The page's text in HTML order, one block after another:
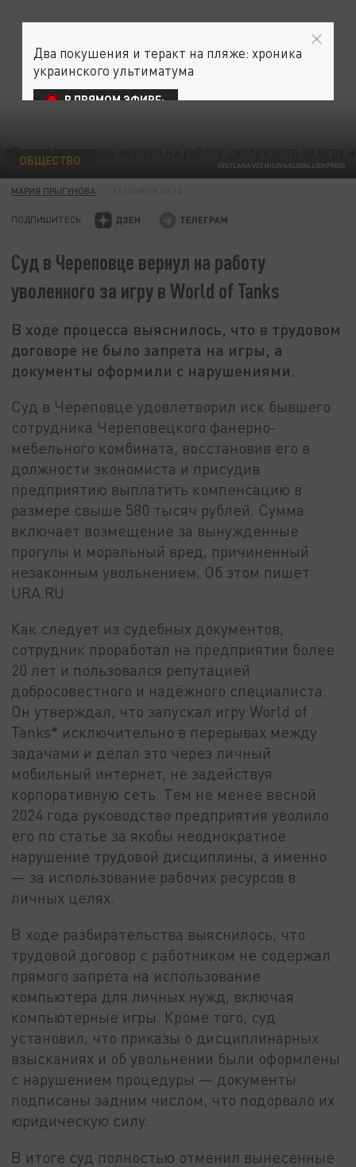
SVETLANA VOZMILOVA/GLOBALLOOKPRESS
ОБЩЕСТВО
МАРИЯ ПРЫГУНОВА
ПОДПИШИТЕСЬ:
Суд в Череповце вернул на работу
уволенного за игру в World of Tanks
В ходе процесса выяснилось, что в трудовом
договоре не было запрета на игры, а
документы оформили с нарушениями.
Суд в Череповце удовлетворил иск бывшего
сотрудника Череповецкого фанерно-
мебельного комбината, восстановив его в
должности экономиста и присудив
предприятию выплатить компенсацию в
размере свыше 580 тысяч рублей. Сумма
включает возмещение за вынужденные
прогулы и моральный вред, причинённый
незаконным увольнением. Об этом пишет
URA.RU.
Как следует из судебных документов,
сотрудник проработал на предприятии более
20 лет и пользовался репутацией
добросовестного и надёжного специалиста.
Он утверждал, что запускал игру World of
Tanks* исключительно в перерывах между
задачами и делал это через личный
мобильный интернет, не задействуя
корпоративную сеть. Тем не менее весной
2024 года руководство предприятия уволило
его по статье за якобы неоднократное
нарушение трудовой дисциплины, а именно
— за использование рабочих ресурсов в
личных целях.
В ходе разбирательства выяснилось, что
трудовой договор с работником не содержал
прямого запрета на использование
компьютера для личных нужд, включая
компьютерные игры. Кроме того, суд
установил, что приказы о дисциплинарных
взысканиях и об увольнении были оформлены
с нарушением процедуры — документы
подписаны задним числом, что подорвало их
юридическую силу.
В итоге суд полностью отменил вынесенные
Два покушения и теракт на пляже: хроника
украинского ультиматума
В ПРЯМОМ ЭФИРЕ: